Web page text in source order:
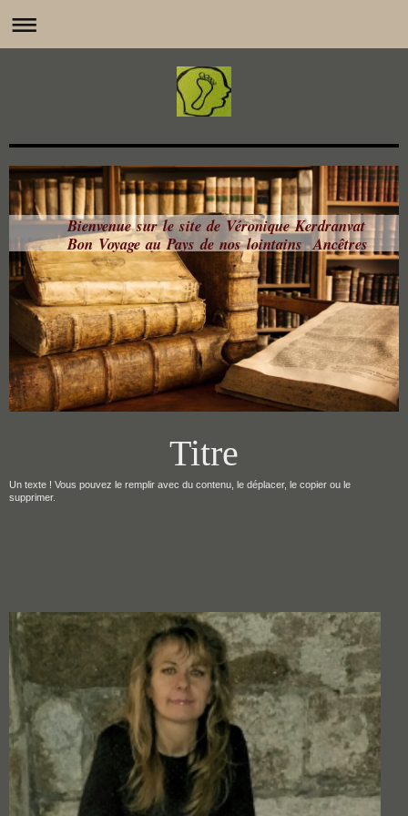
Bienvenue sur le site de Véronique Kerdranvat
Bon Voyage au Pays de nos lointains Ancêtres
Titre
Un texte ! Vous pouvez le remplir avec du contenu, le déplacer, le copier ou le
supprimer.